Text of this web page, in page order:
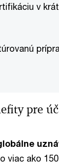
v
pre
viac ako